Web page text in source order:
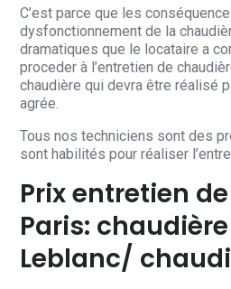
C’est parce que les
dysfonctionnement de la
dramatiques que le locataire a
proceder à l’entretien de
chaudière qui devra être réalisé
agrée.
Tous nos techniciens sont des
sont habilités pour réaliser
Prix entretien
Paris:
Leblanc/